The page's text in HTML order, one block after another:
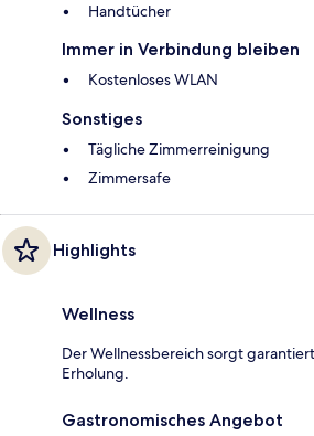
Handtücher
Immer in Verbindung bleiben
Kostenloses WLAN
Sonstiges
Tägliche Zimmerreinigung
Zimmersafe
Highlights
Wellness
Der Wellnessbereich sorgt
Erholung.
Gastronomisches Angebot